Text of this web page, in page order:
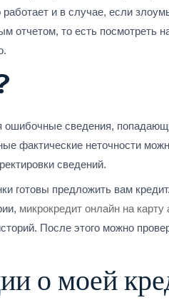
и в случае, если
отчетом, то есть посмотреть
сведения,
фактические неточности
сведений.
готовы предложить вам
микрокредит онлайн на карту
После этого можно
о моей